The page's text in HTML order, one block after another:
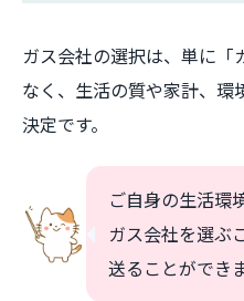
ガス会社の選択は、単に
なく、生活の質や家計、環
決定です。
ご自身の生活環
ガス会社を選ぶ
送ることができま